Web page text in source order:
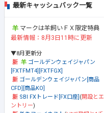
最新キャッシュバック一覧
マークは羊飼いＦＸ限定特典
最新情報：8月3日11時に更新
▼8月更新分
ゴールデンウェイジャパン
[FXTFMT4][FXTFGX]
ゴールデンウェイジャパン[商品
CFD][商品KO]
SBI FXトレード[FX口座] (開設とエ
ントリー)